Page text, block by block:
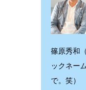
篠原秀和
ックネー
で。笑）